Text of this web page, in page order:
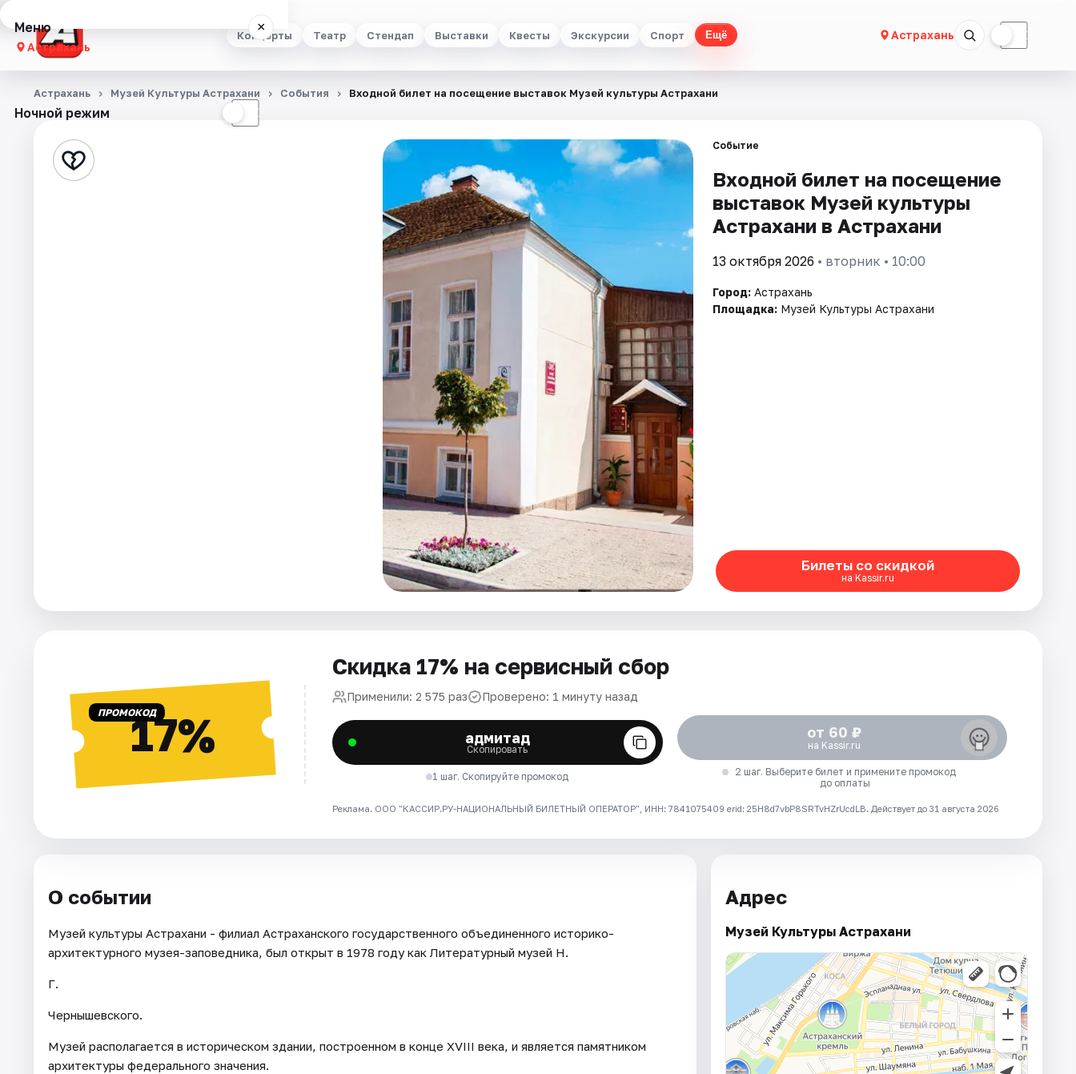
Концерты Театр Стендап Выставки Квесты Экскурсии Спорт Ещё Астрахань ☾
Меню ×
Астрахань
Концерты
Стендап
Ночной режим ☾
Астрахань Музей Культуры Астрахани События Входной билет на посещение выставок Музей культуры Астрахани
Событие
Входной билет на посещение
выставок Музей культуры
Астрахани в Астрахани
13 октября 2026 • вторник • 10:00
Город: Астрахань
Площадка: Музей Культуры Астрахани
Билеты со скидкой
на Kassir.ru
ПРОМОКОД17%
Скидка 17% на сервисный сбор
Применили: 2 575 раз Проверено: 1 минуту назад
адмитад
Скопировать
1 шаг. Скопируйте промокод
от 60 ₽
на Kassir.ru
2 шаг. Выберите билет и примените промокод
до оплаты
Реклама. ООО "КАССИР.РУ-НАЦИОНАЛЬНЫЙ БИЛЕТНЫЙ ОПЕРАТОР", ИНН: 7841075409 erid: 25H8d7vbP8SRTvHZrUcdLB. Действует до 31 августа 2026
О событии
Музей культуры Астрахани - филиал Астраханского государственного объединенного историко-
архитектурного музея-заповедника, был открыт в 1978 году как Литературный музей Н.
Г.
Чернышевского.
Музей располагается в историческом здании, построенном в конце XVIII века, и является памятником
архитектуры федерального значения.
Адрес
Музей Культуры Астрахани